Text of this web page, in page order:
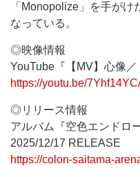
「Monopolize」を手が
なっている。
◎映像情報
YouTube『【MV】心像／
https://youtu.be/
◎リリース情報
アルバム『空色エンドロ
2025/12/17 RELEASE
https://colon-saitama-